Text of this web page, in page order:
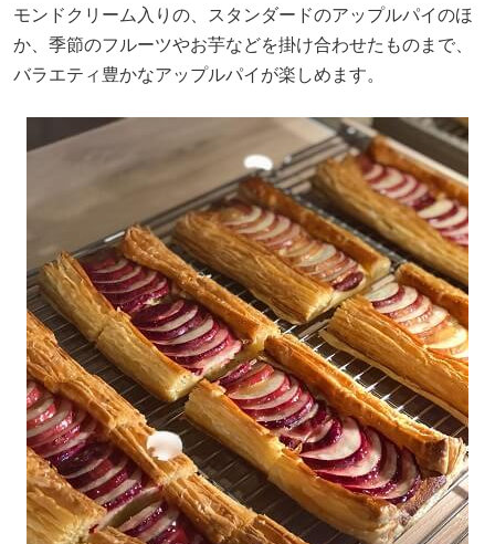
モンドクリーム入りの、スタンダードのアップルパイのほ
か、季節のフルーツやお芋などを掛け合わせたものまで、
バラエティ豊かなアップルパイが楽しめます。